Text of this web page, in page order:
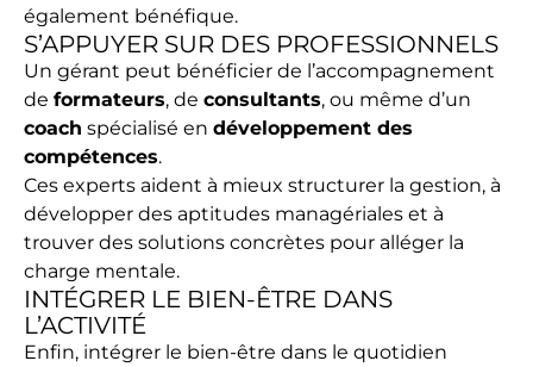
également bénéfique.
S’APPUYER SUR DES PROFESSIONNELS
Un gérant peut bénéficier de l’accompagnement
de formateurs, de consultants, ou même d’un
coach spécialisé en développement des
compétences.
Ces experts aident à mieux structurer la gestion, à
développer des aptitudes managériales et à
trouver des solutions concrètes pour alléger la
charge mentale.
INTÉGRER LE BIEN-ÊTRE DANS
L’ACTIVITÉ
Enfin, intégrer le bien-être dans le quotidien